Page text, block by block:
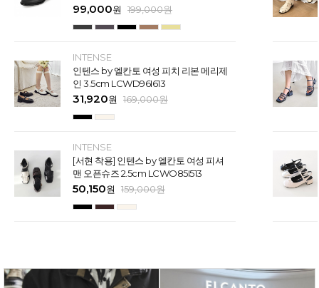
99,000원 199,000원
INTENSE
인텐스 by 엘칸토 여성 피치 리본 메리제
인 3.5cm LCWD96I613
31,920원 169,000원
INTENSE
[서현 착용] 인텐스 by 엘칸토 여성 피셔
맨 오픈슈즈 2.5cm LCWO85I513
50,150원 159,000원